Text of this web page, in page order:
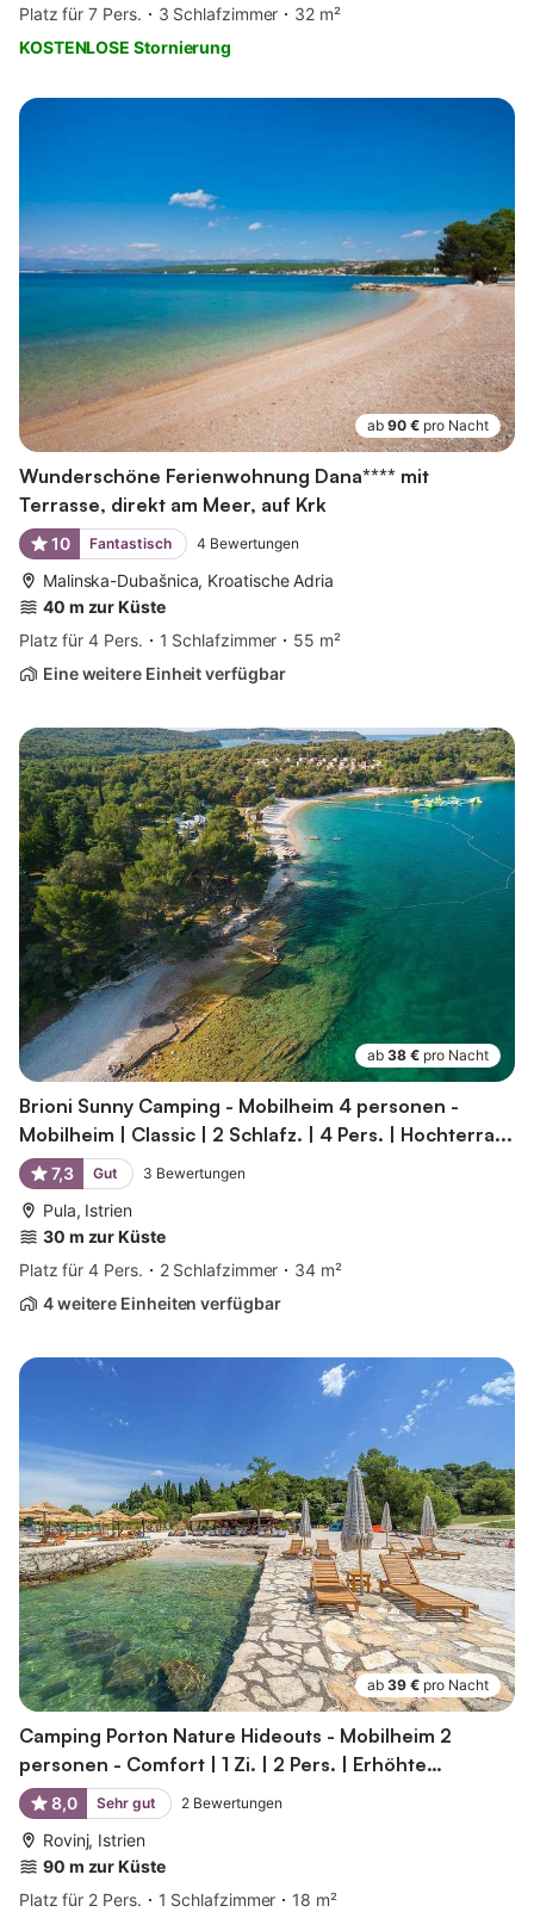
Platz für 7 Pers. 3 Schlafzimmer
32 m²
KOSTENLOSE Stornierung
ab 90 € pro Nacht
Wunderschöne Ferienwohnung Dana**** mit
Terrasse, direkt am Meer, auf Krk
10 Fantastisch 4 Bewertungen
Malinska-Dubašnica, Kroatische Adria
40 m zur Küste
Platz für 4 Pers.
1 Schlafzimmer
55 m²
Eine weitere Einheit verfügbar
ab 38 € pro Nacht
Brioni Sunny Camping - Mobilheim 4 personen -
Mobilheim | Classic | 2 Schlafz. | 4 Pers. | Hochterra...
7,3 Gut 3 Bewertungen
Pula, Istrien
30 m zur Küste
Platz für 4 Pers.
2 Schlafzimmer
34 m²
4 weitere Einheiten verfügbar
ab 39 € pro Nacht
Camping Porton Nature Hideouts - Mobilheim 2
personen - Comfort | 1 Zi. | 2 Pers. | Erhöhte
Terrasse...
8,0 Sehr gut 2 Bewertungen
Rovinj, Istrien
90 m zur Küste
Platz für 2 Pers.
1 Schlafzimmer
18 m²